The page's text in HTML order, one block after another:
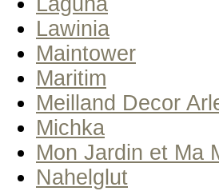
Lawinia
Maintower
Maritim
Meilland Decor
Michka
Mon Jardin et Ma
Nahelglut